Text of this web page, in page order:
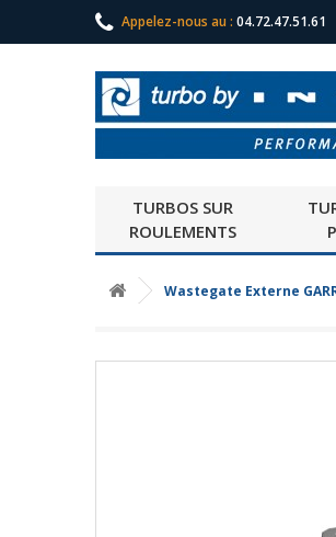
Appelez-nous au : 04.72.47.51.61
TURBOS SUR
ROULEMENTS
Wastegate Externe